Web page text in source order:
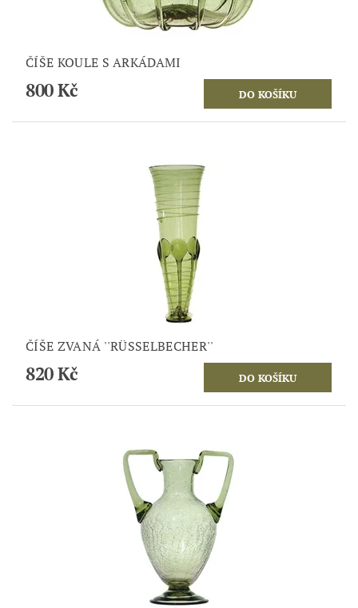
ČÍŠE KOULE S ARKÁDAMI
800 Kč
ČÍŠE ZVANÁ ''RÜSSELBECHER''
820 Kč